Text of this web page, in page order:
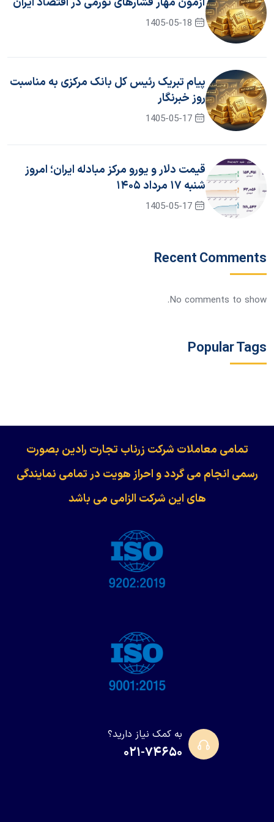
1405-05-18
پیام تبریک رئیس کل بانک مرکزی به مناسبت
روز خبرنگار
1405-05-17
قیمت دلار و یورو مرکز مبادله ایران؛ امروز
شنبه ۱۷ مرداد ۱۴۰۵
1405-05-17
Recent Comments
No comments to show.
Popular Tags
​​​​​​تمامی معاملات شرکت زرناب تجارت رادین بصورت
رسمی انجام می گردد و احراز هویت در تمامی نمایندگی
های این شرکت الزامی می باشد
به کمک نیاز دارید؟
۰۲۱-۷۴۶۵۰